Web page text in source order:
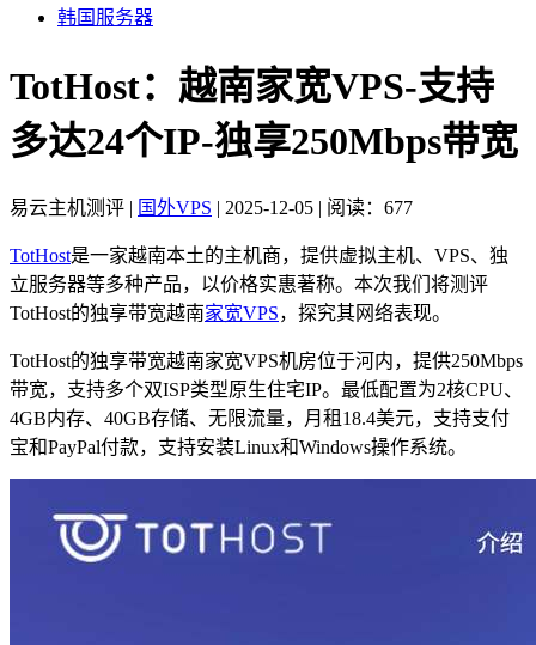
韩国服务器
TotHost：越南家宽VPS-支持
多达24个IP-独享250Mbps带宽
易云主机测评 | 国外VPS | 2025-12-05 | 阅读：677
TotHost是一家越南本土的主机商，提供虚拟主机、VPS、独
立服务器等多种产品，以价格实惠著称。本次我们将测评
TotHost的独享带宽越南家宽VPS，探究其网络表现。
TotHost的独享带宽越南家宽VPS机房位于河内，提供250Mbps
带宽，支持多个双ISP类型原生住宅IP。最低配置为2核CPU、
4GB内存、40GB存储、无限流量，月租18.4美元，支持支付
宝和PayPal付款，支持安装Linux和Windows操作系统。